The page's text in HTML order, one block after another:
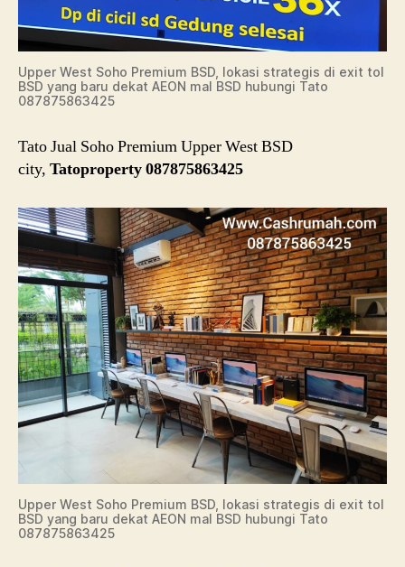
Upper West Soho Premium BSD, lokasi strategis di exit tol
BSD yang baru dekat AEON mal BSD hubungi Tato
087875863425
Tato Jual Soho Premium Upper West BSD
city, Tatoproperty 087875863425
Upper West Soho Premium BSD, lokasi strategis di exit tol
BSD yang baru dekat AEON mal BSD hubungi Tato
087875863425